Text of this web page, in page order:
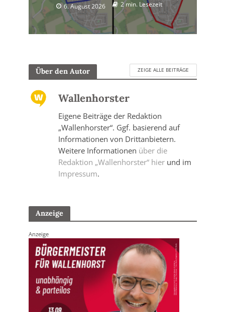
6. August 2026 2 min. Lesezeit
Über den Autor ZEIGE ALLE BEITRÄGE
Wallenhorster
Eigene Beiträge der Redaktion
„Wallenhorster“. Ggf. basierend auf
Informationen von Drittanbietern.
Weitere Informationen über die
Redaktion „Wallenhorster“ hierund im
Impressum.
Anzeige
Anzeige